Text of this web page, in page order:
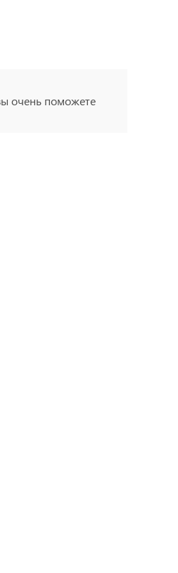
очень поможете